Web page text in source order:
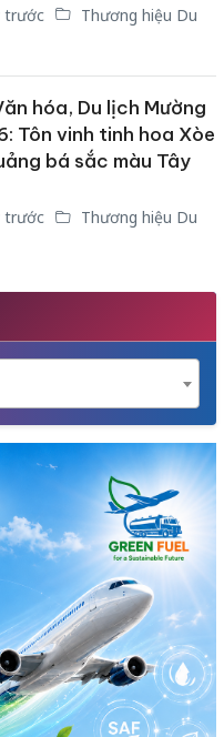
trước
Thương hiệu Du
hóa, Du lịch Mường
Tôn vinh tinh hoa Xòe
bá sắc màu Tây
trước
Thương hiệu Du